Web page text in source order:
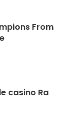
From
casino Ra